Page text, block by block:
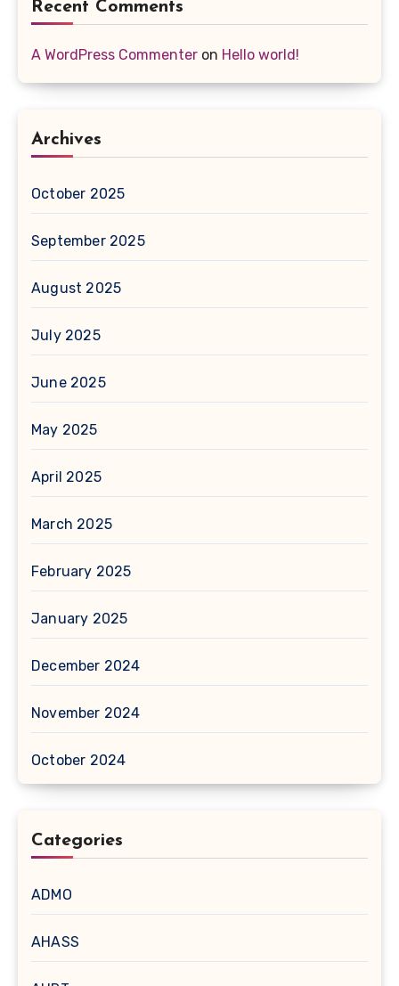
Recent Comments
A WordPress Commenter on Hello world!
Archives
October 2025
September 2025
August 2025
July 2025
June 2025
May 2025
April 2025
March 2025
February 2025
January 2025
December 2024
November 2024
October 2024
Categories
ADMO
AHASS